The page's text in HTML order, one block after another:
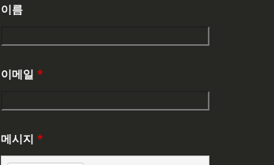
이름
이메일 *
메시지 *